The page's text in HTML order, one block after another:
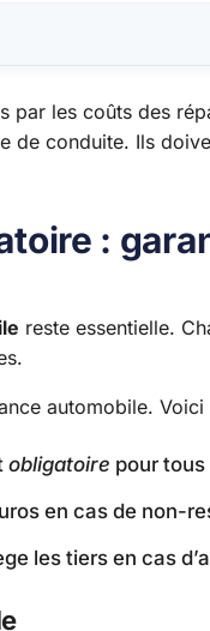
par les coûts des
de conduite. Ils
:
reste essentielle.
automobile.
obligatoire pour
en cas de non-
les tiers en cas